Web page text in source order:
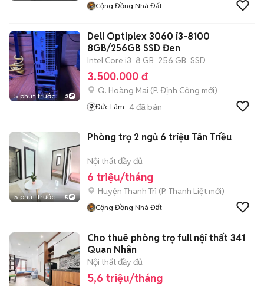
Cộng Đồng Nhà Đất
5 phút trước 3
Dell Optiplex 3060 i3-8100
8GB/256GB SSD Đen
Intel Core i3 8 GB 256 GB SSD
3.500.000 đ
Q. Hoàng Mai (P. Định Công mới)
Đức Lâm 4đã bán
5 phút trước 5
Phòng trọ 2 ngủ 6 triệu Tân Triều
Nội thất đầy đủ
6 triệu/tháng
Huyện Thanh Trì (P. Thanh Liệt mới)
Cộng Đồng Nhà Đất
Cho thuê phòng trọ full nội thất 341
Quan Nhân
Nội thất đầy đủ
5,6 triệu/tháng